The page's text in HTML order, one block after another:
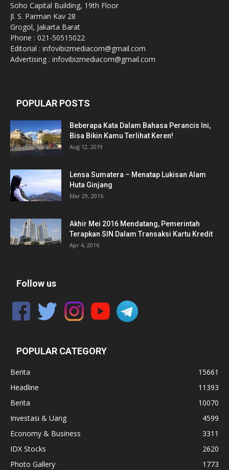
Soho Capital Building, 19th Floor
Jl. S. Parman Kav 28
Grogol, Jakarta Barat
Phone : 021-50515022
Editorial : infovibizmediacom@gmail.com
Advertising : infovibizmediacom@gmail.com
POPULAR POSTS
Beberapa Kata Dalam Bahasa Perancis Ini,
Bisa Bikin Kamu Terlihat Keren!
Aug 12, 2019
Lensa Sumatera – Menatap Lukisan Alam
Huta Ginjang
Mar 29, 2016
Akhir Mei 2016 Mendatang, Pemerintah
Terapkan SIN Dalam Transaksi Kartu Kredit
Apr 4, 2016
Follow us
POPULAR CATEGORY
Berita
15661
Headline
11393
Berita
10070
Investasi & Uang
4599
Economy & Business
3311
IDX Stocks
2620
Photo Gallery
1773